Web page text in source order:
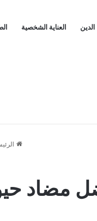
الدين العناية الشخصية
مضاد